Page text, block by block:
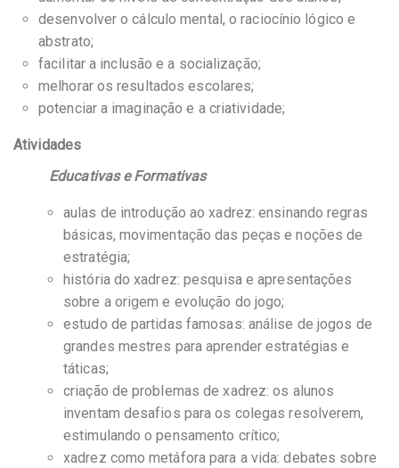
desenvolver o cálculo mental, o raciocínio lógico e
abstrato;
facilitar a inclusão e a socialização;
melhorar os resultados escolares;
potenciar a imaginação e a criatividade;
Atividades
Educativas e Formativas
aulas de introdução ao xadrez: ensinando regras
básicas, movimentação das peças e noções de
estratégia;
história do xadrez: pesquisa e apresentações
sobre a origem e evolução do jogo;
estudo de partidas famosas: análise de jogos de
grandes mestres para aprender estratégias e
táticas;
criação de problemas de xadrez: os alunos
inventam desafios para os colegas resolverem,
estimulando o pensamento crítico;
xadrez como metáfora para a vida: debates sobre